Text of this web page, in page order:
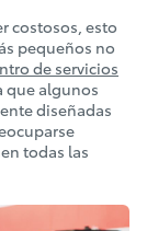
costosos, esto
pequeños no
de servicios
que algunos
diseñadas
todas las